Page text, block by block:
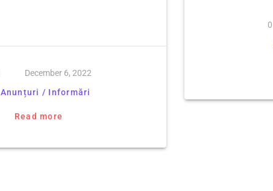
December 6, 2022
Anunțuri / Informări
Read more
0